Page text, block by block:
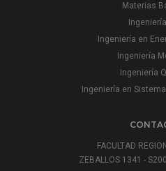
Materias
Ingeniería en
Ingeniería
Ingeniería
Ingeniería en
FACULTAD
ZEBALLOS 1341 -